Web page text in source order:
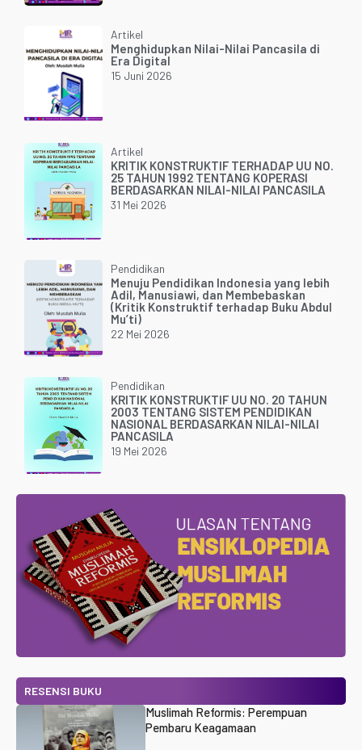
Artikel
Menghidupkan Nilai-Nilai Pancasila di
Era Digital
15 Juni 2026
Artikel
KRITIK KONSTRUKTIF TERHADAP UU NO.
25 TAHUN 1992 TENTANG KOPERASI
BERDASARKAN NILAI-NILAI PANCASILA
31 Mei 2026
Pendidikan
Menuju Pendidikan Indonesia yang lebih
Adil, Manusiawi, dan Membebaskan
(Kritik Konstruktif terhadap Buku Abdul
Mu’ti)
22 Mei 2026
Pendidikan
KRITIK KONSTRUKTIF UU NO. 20 TAHUN
2003 TENTANG SISTEM PENDIDIKAN
NASIONAL BERDASARKAN NILAI-NILAI
PANCASILA
19 Mei 2026
RESENSI BUKU
Muslimah Reformis: Perempuan
Pembaru Keagamaan